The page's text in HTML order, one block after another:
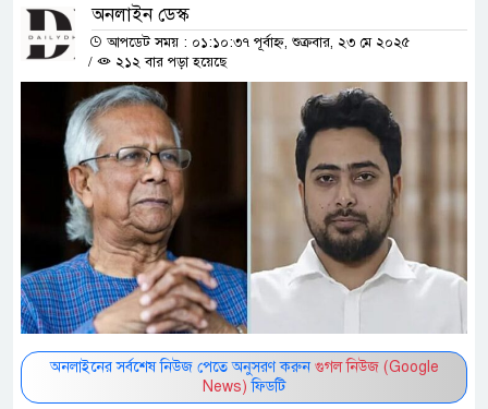
অনলাইন ডেস্ক
আপডেট সময় : ০১:১০:৩৭ পূর্বাহ্ন, শুক্রবার, ২৩ মে ২০২৫
/
২১২ বার পড়া হয়েছে
অনলাইনের সর্বশেষ নিউজ পেতে অনুসরণ করুন গুগল নিউজ (Google
News) ফিডটি